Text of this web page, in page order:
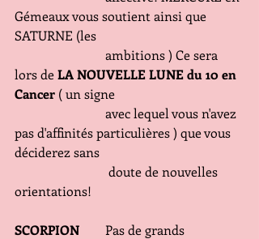
Gémeaux vous soutient ainsi que
SATURNE (les
lors de LA NOUVELLE LUNE du 10 en
Cancer ( un signe
pas d'affinités particulières ) que vous
déciderez sans
orientations!
SCORPION
       Pas de grands